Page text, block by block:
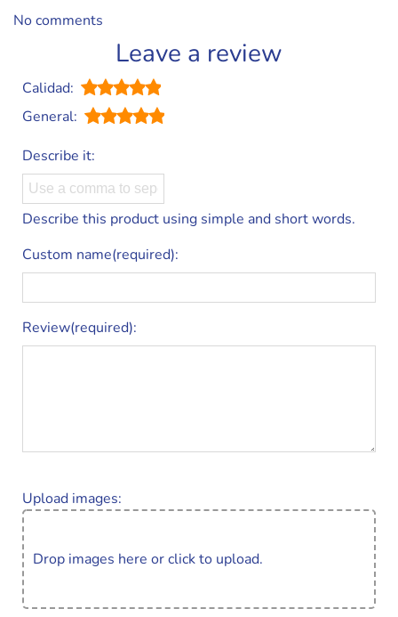
No comments
Leave a review
Calidad:
General:
Describe it:
Describe this product using simple and short words.
Custom name(required):
Review(required):
Upload images:
Drop images here or click to upload.